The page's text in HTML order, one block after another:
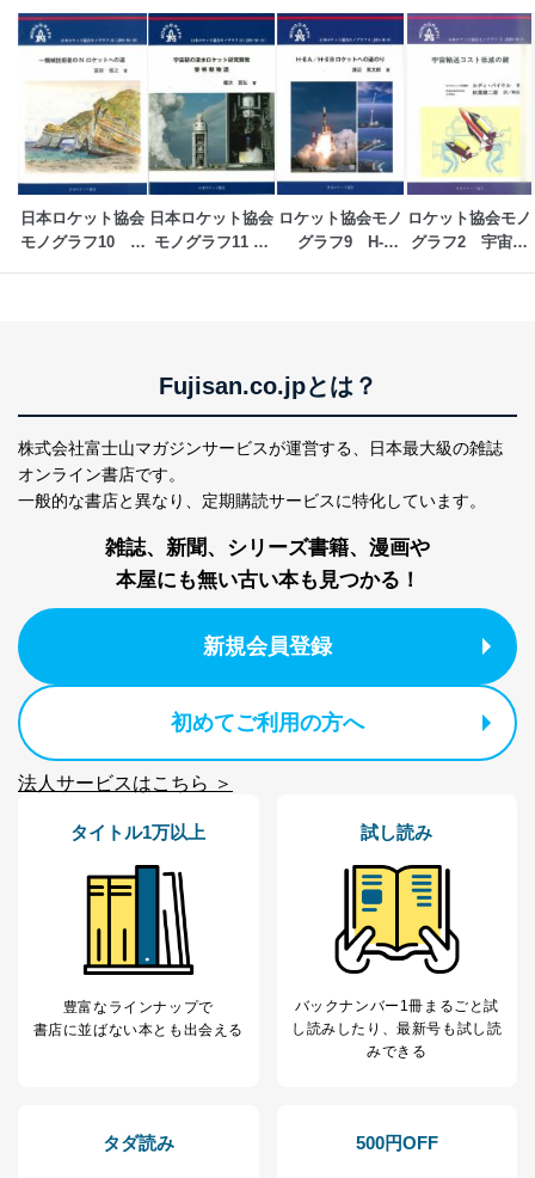
日本ロケット協会
モノグラフ10　一
日本ロケット協会
モノグラフ11 宇
ロケット協会モノ
グラフ9　H-
ロケット協会モノ
グラフ2　宇宙輸
Fujisan.co.jpとは？
株式会社富士山マガジンサービスが運営する、
日本最大級の雑誌
オンライン書店です。
一般的な書店と異なり、 定期購読サービスに特化しています。
雑誌、新聞、シリーズ書籍、漫画や
本屋にも無い古い本も見つかる！
新規会員登録
初めてご利用の方へ
法人サービスはこちら ＞
タイトル1万以上
豊富なラインナップで
書店に並ばない本とも出会える
試し読み
バックナンバー1冊まるごと試
し読み したり、最新号も試し読
みできる
タダ読み 500円OFF